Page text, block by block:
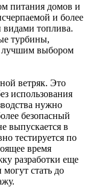
питания домов и
и более
топлива.
турбины,
лучшим выбором
ветряк. Это
использования
нужно
безопасный
выпускается в
тестируется по
время
разработки еще
стать до